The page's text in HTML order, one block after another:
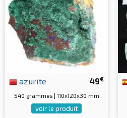
49€
azurite
540 grammes | 110x120x30 mm
voir le produit